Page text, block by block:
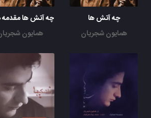
توی آسمون، ماهُ دق میده
ماهُ دق میده، دردِ بی دردی
یه نسیم رفته، پی ولگردی
تو شب سیاه، تو شب تاریک
از چپ و از راست، از دور و نزدیک
چه آتش ها
همایون شجریان
همایون